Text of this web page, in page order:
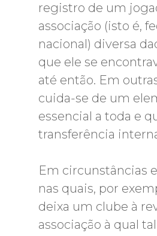
registro de um
associação (isto é,
nacional) diversa
que ele se
até então. Em
cuida-se de um
essencial a toda e
transferência
Em circunstâncias
nas quais, por
deixa um clube à
associação à qual